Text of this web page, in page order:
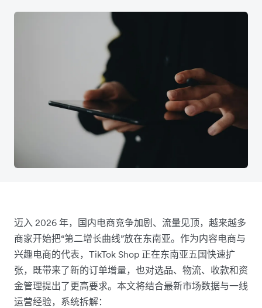
迈入 2026 年，国内电商竞争加剧、流量见顶，越来越多
商家开始把“第二增长曲线”放在东南亚。作为内容电商与
兴趣电商的代表，TikTok Shop 正在东南亚五国快速扩
张，既带来了新的订单增量，也对选品、物流、收款和资
金管理提出了更高要求。本文将结合最新市场数据与一线
运营经验，系统拆解：